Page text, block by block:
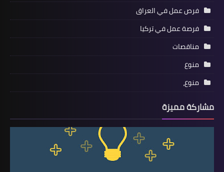
فرص عمل في العراق
فرصة عمل في تركيا
مناقصات
منوع
منوع،
مشاركة مميزة